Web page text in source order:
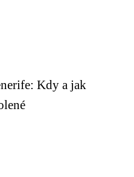
Kdy a jak